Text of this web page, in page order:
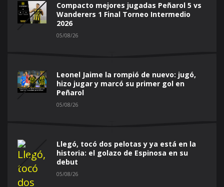
Compacto mejores jugadas Peñarol 5 vs
Wanderers 1 Final Torneo Intermedio
2026
05/08/26
Leonel Jaime la rompió de nuevo: jugó,
hizo jugar y marcó su primer gol en
Peñarol
05/08/26
Llegó, tocó dos pelotas y ya está en la
historia: el golazo de Espinosa en su
debut
05/08/26